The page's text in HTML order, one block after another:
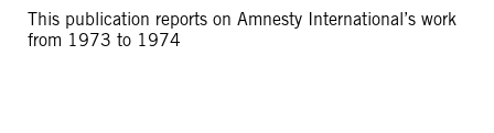
This publication reports on Amnesty International’s work
from 1973 to 1974